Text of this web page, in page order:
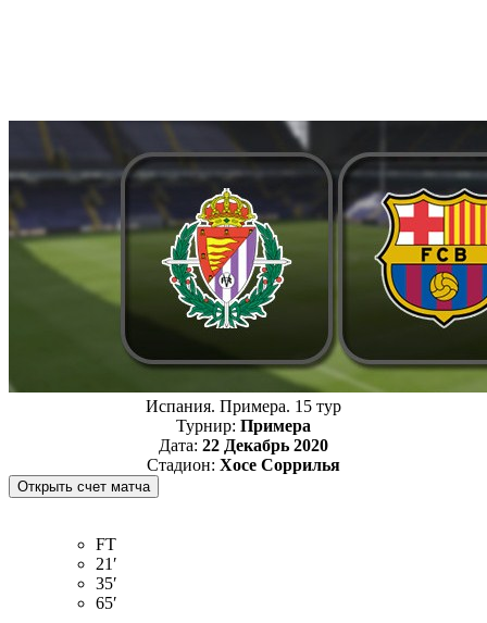
Испания. Примера. 15 тур
Турнир: Примера
Дата: 22 Декабрь 2020
Стадион: Хосе Соррилья
FT
21′
35′
65′